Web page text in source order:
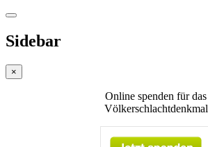
Sidebar
×
Online spenden für das
Völkerschlachtdenkmal